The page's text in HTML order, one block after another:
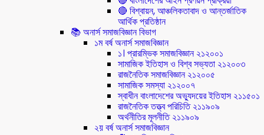
🔴 বিশ্বায়ন, আঞ্চলিকতাবাদ ও আন্তর্জাতিক
আর্থিক প্রতিষ্ঠান
📚 অনার্স সমাজবিজ্ঞান বিভাগ
১ম বর্ষ অনার্স সমাজবিজ্ঞান
১। প্রারম্ভিক সমাজবিজ্ঞান ২১২০০১
সামাজিক ইতিহাস ও বিশ্ব সভ্যতা ২১২০০৩
রাজনৈতিক সমাজবিজ্ঞান ২১২০০৫
সামাজিক সমস্যা ২১২০০৭
স্বাধীন বাংলাদেশের অভ্যুদয়ের ইতিহাস ২১১৫০১
রাজনৈতিক তত্ত্ব পরিচিতি ২১১৯০৯
অর্থনীতির মূলনীতি ২১১৯০৯
২য় বর্ষ অনার্স সমাজবিজ্ঞান